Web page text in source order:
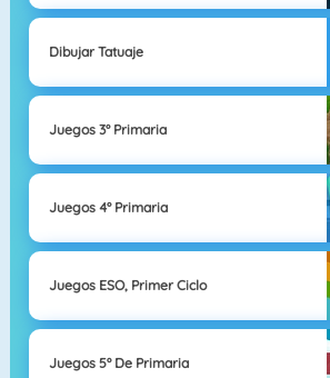
Dibujar Tatuaje
Juegos 3° Primaria
Juegos 4° Primaria
Juegos ESO, Primer Ciclo
Juegos 5º De Primaria